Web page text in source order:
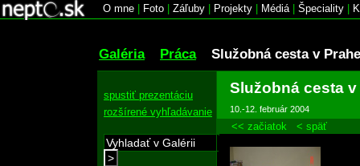
O mne Foto Záľuby Projekty Médiá| Špeciality
Galéria Práca Služobná cesta v Prahe
spustiť prezentáciu
rozšírené vyhľadávanie
>
Služobná cesta v
10.-12. február 2004
<< začiatok < späť